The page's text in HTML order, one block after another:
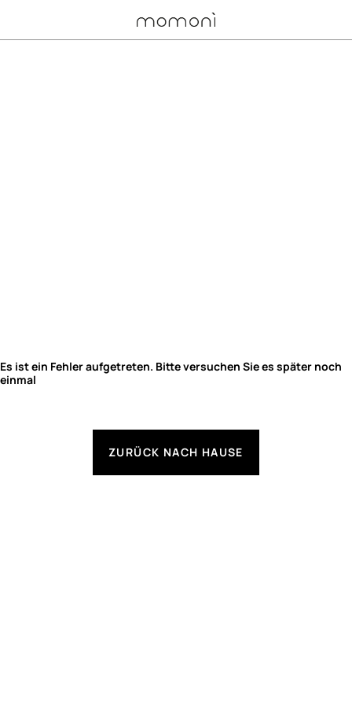
Es ist ein Fehler aufgetreten. Bitte versuchen Sie es später noch
einmal
ZURÜCK NACH HAUSE